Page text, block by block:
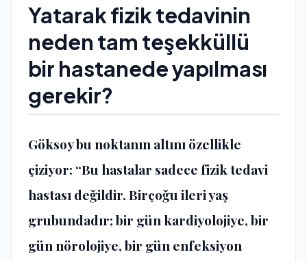
Yatarak fizik tedavinin
neden tam teşekküllü
bir hastanede yapılması
gerekir?
Göksoy bu noktanın altını özellikle
çiziyor: “Bu hastalar sadece fizik tedavi
hastası değildir. Birçoğu ileri yaş
grubundadır; bir gün kardiyolojiye, bir
gün nörolojiye, bir gün enfeksiyon